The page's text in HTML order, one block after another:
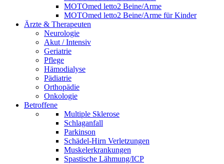
MOTOmed letto2 Beine/Arme
MOTOmed letto2 Beine/Arme für Kinder
Ärzte & Therapeuten
Neurologie
Akut / Intensiv
Geriatrie
Pflege
Hämodialyse
Pädiatrie
Orthopädie
Onkologie
Betroffene
Multiple Sklerose
Schlaganfall
Parkinson
Schädel-Hirn Verletzungen
Muskelerkrankungen
Spastische Lähmung/ICP